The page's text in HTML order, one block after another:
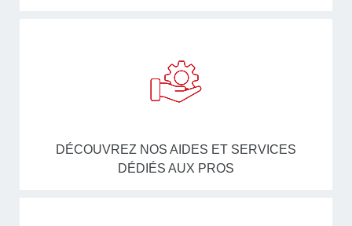
DÉCOUVREZ NOS AIDES ET SERVICES
DÉDIÉS AUX PROS